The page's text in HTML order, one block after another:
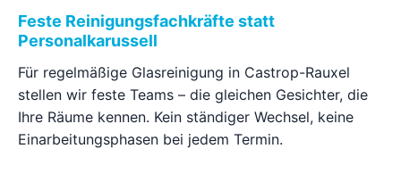
Feste Reinigungsfachkräfte statt
Personalkarussell
Für regelmäßige Glasreinigung in Castrop-Rauxel
stellen wir feste Teams – die gleichen Gesichter, die
Ihre Räume kennen. Kein ständiger Wechsel, keine
Einarbeitungsphasen bei jedem Termin.